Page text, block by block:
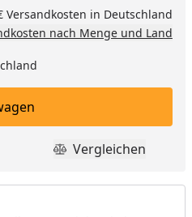
erhöhen
Versandkosten in Deutschland
nach Menge und Land
legen
Produkt
Vergleichen